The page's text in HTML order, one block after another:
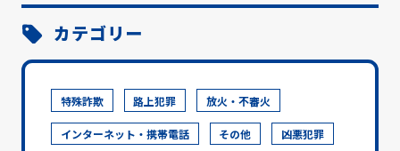
カテゴリー
特殊詐欺 路上犯罪 放火・不審火
インターネット・携帯電話 その他 凶悪犯罪